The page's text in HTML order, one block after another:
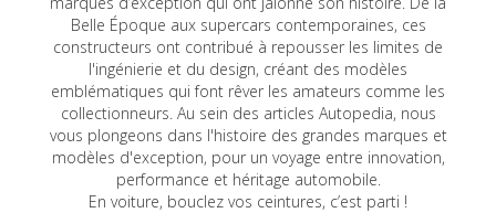
Belle Époque aux supercars contemporaines, ces
constructeurs ont contribué à repousser les limites de
l'ingénierie et du design, créant des modèles
emblématiques qui font rêver les amateurs comme les
collectionneurs. Au sein des articles Autopedia, nous
vous plongeons dans l'histoire des grandes marques et
modèles d'exception, pour un voyage entre innovation,
performance et héritage automobile.
En voiture, bouclez vos ceintures, c’est parti !